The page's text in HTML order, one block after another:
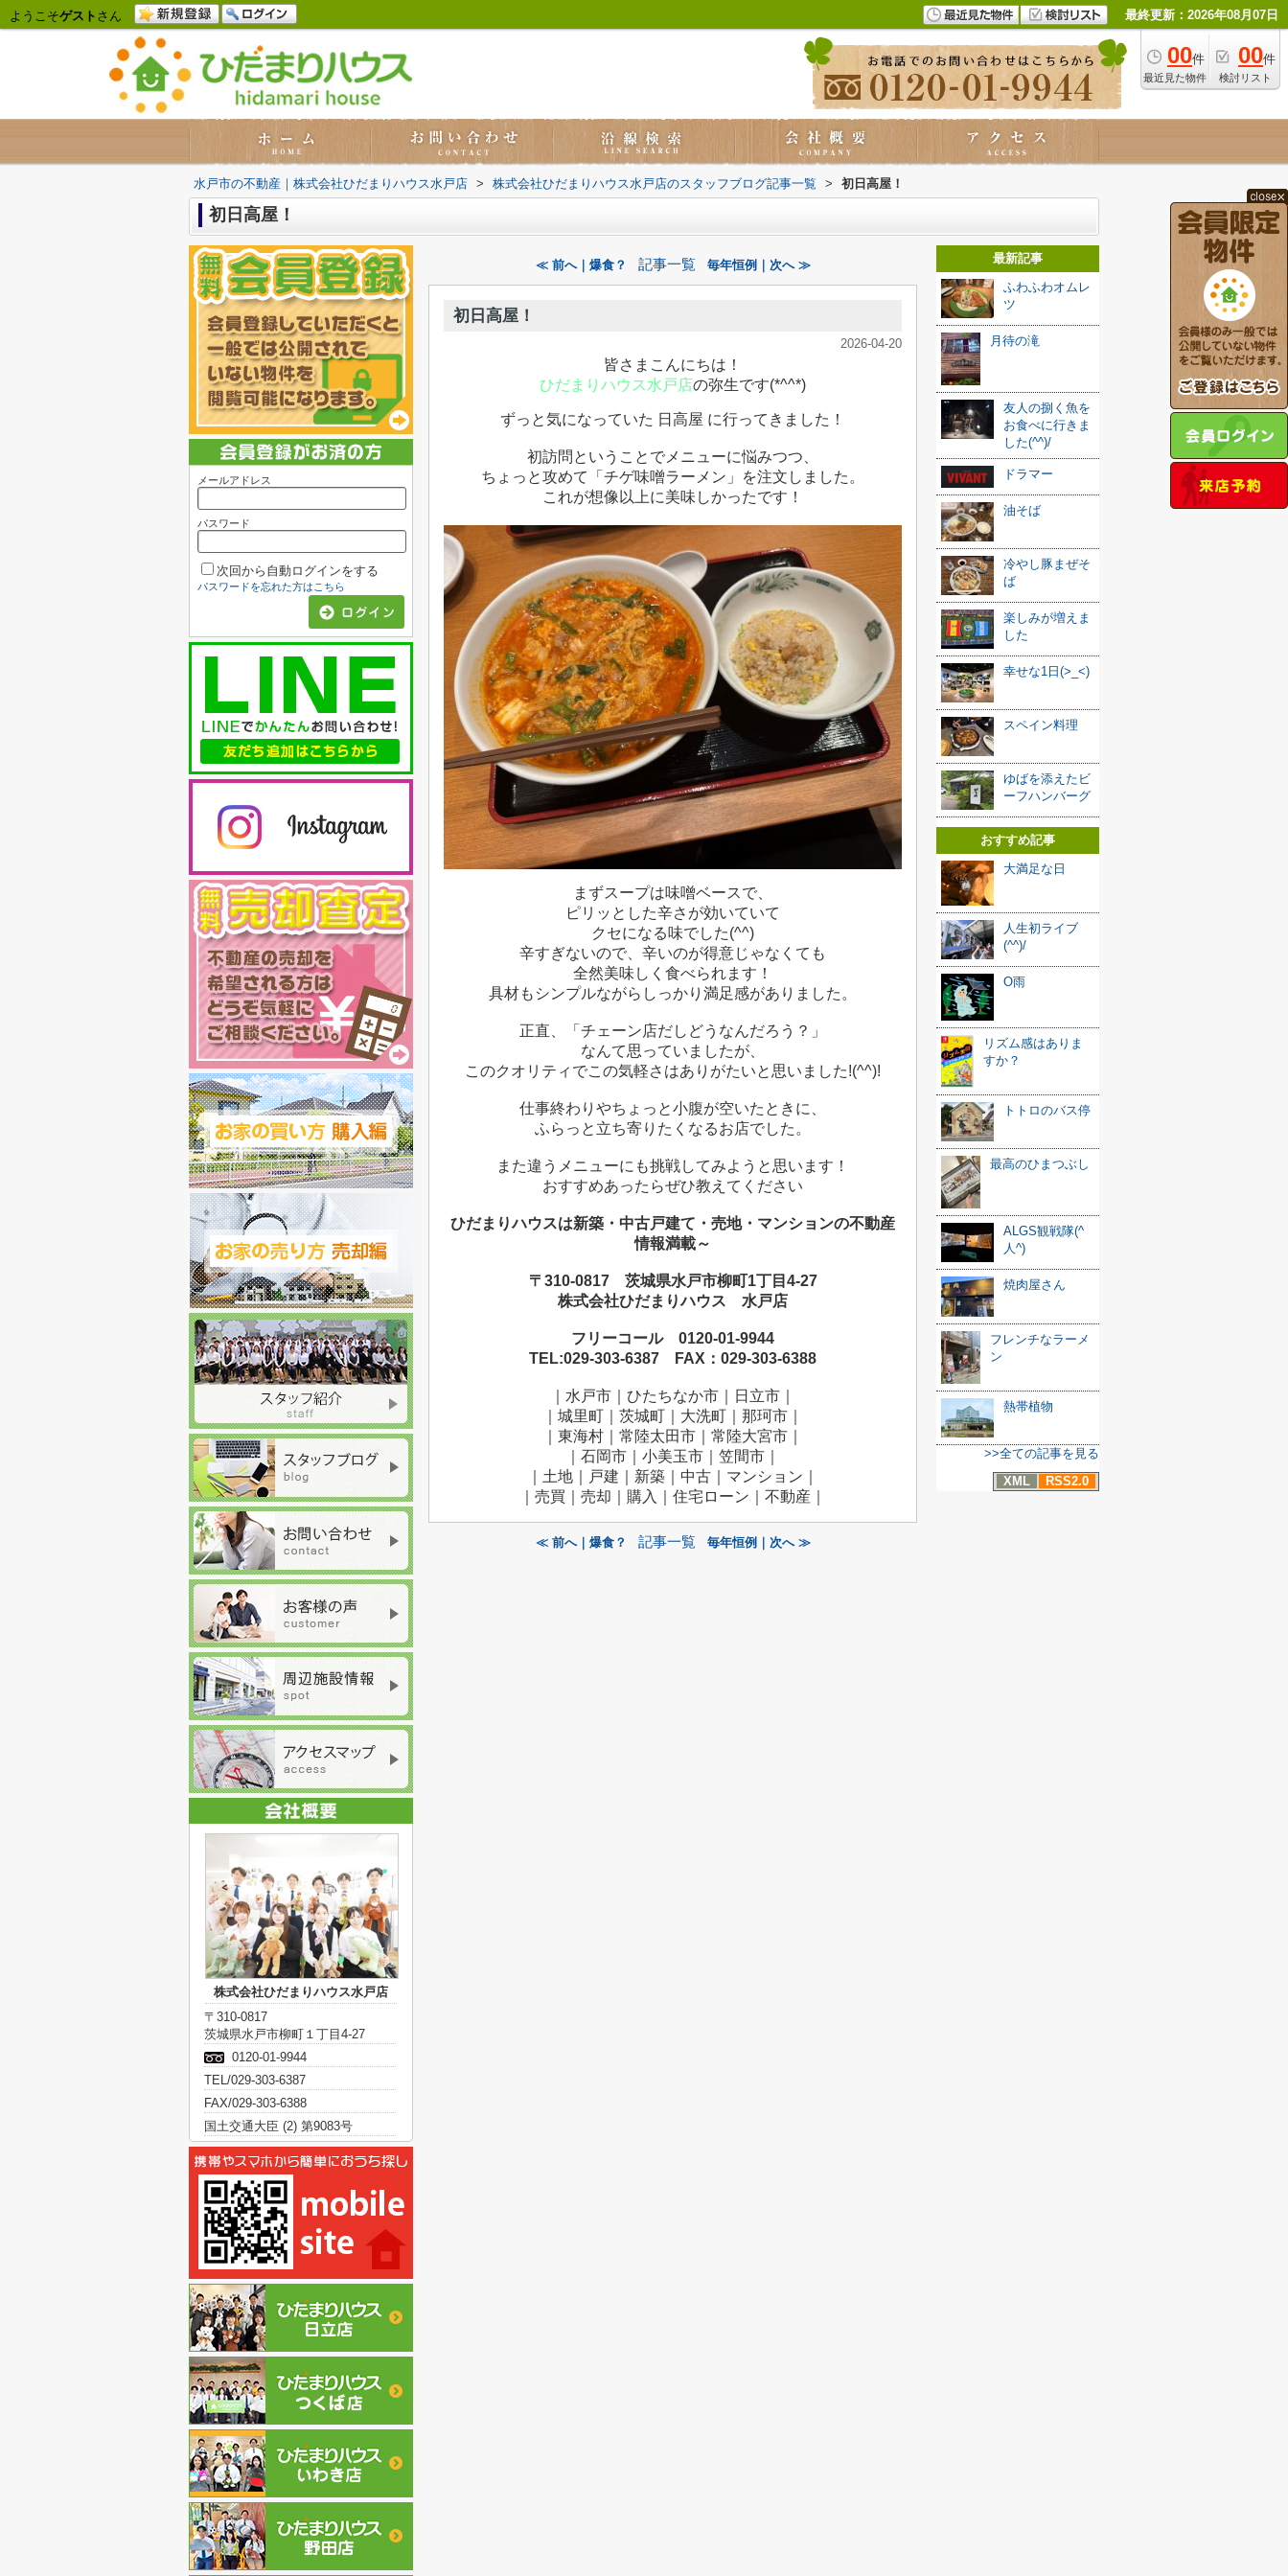
ようこそゲスト さん 最終更新：2026年08月07日
00件
最近見た物件
00件
検討リスト
水戸市の不動産｜株式会社ひだまりハウス水戸店 > 株式会社ひだまりハウス水戸店のスタッフブログ記事一覧 > 初日高屋！
初日高屋！
≪ 前へ｜爆食？ 記事一覧 毎年恒例｜次へ ≫
初日高屋！
2026-04-20
皆さまこんにちは！
ひだまりハウス水戸店の弥生です(*^^*)
ずっと気になっていた 日高屋 に行ってきました！
初訪問ということでメニューに悩みつつ、
ちょっと攻めて「チゲ味噌ラーメン」を注文しました。
これが想像以上に美味しかったです！
まずスープは味噌ベースで、
ピリッとした辛さが効いていて
クセになる味でした(^^)
辛すぎないので、辛いのが得意じゃなくても
全然美味しく食べられます！
具材もシンプルながらしっかり満足感がありました。
正直、「チェーン店だしどうなんだろう？」
なんて思っていましたが、
このクオリティでこの気軽さはありがたいと思いました!(^^)!
仕事終わりやちょっと小腹が空いたときに、
ふらっと立ち寄りたくなるお店でした。
また違うメニューにも挑戦してみようと思います！
おすすめあったらぜひ教えてください
ひだまりハウスは新築・中古戸建て・売地・マンションの不動産
情報満載～
〒310-0817 茨城県水戸市柳町1丁目4-27
株式会社ひだまりハウス 水戸店
フリーコール 0120-01-9944
TEL:029-303-6387 FAX：029-303-6388
｜水戸市｜ひたちなか市｜日立市｜
｜城里町｜茨城町｜大洗町｜那珂市｜
｜東海村｜常陸太田市｜常陸大宮市｜
｜石岡市｜小美玉市｜笠間市
｜土地｜戸建｜新築｜中古｜マンション｜
｜売買｜売却｜購入｜住宅ローン｜不動産｜
≪ 前へ｜爆食？ 記事一覧 毎年恒例｜次へ ≫
最新記事
ふわふわオムレ
ツ
月待の滝
友人の捌く魚を
お食べに行きま
した(^^)/
ドラマー
油そば
冷やし豚まぜそ
ば
楽しみが増えま
した
幸せな1日(>_<)
スペイン料理
ゆばを添えたビ
ーフハンバーグ
おすすめ記事
大満足な日
人生初ライブ
(^^)/
O雨
リズム感はありま
すか？
トトロのバス停
最高のひまつぶし
ALGS観戦隊(^
人^)
焼肉屋さん
フレンチなラーメ
ン
熱帯植物
>>全ての記事を見る
XML
RSS2.0
メールアドレス
パスワード
次回から自動ログインをする
パスワードを忘れた方はこちら
株式会社ひだまりハウス水戸店
〒310-0817
茨城県水戸市柳町１丁目4-27
0120-01-9944
TEL/029-303-6387
FAX/029-303-6388
国土交通大臣 (2) 第9083号